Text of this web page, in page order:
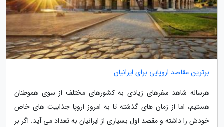
برترین مقاصد اروپایی برای ایرانیان
هرساله شاهد سفرهای زیادی به کشورهای مختلف از سوی هموطنان
هستیم، اما از زمان های گذشته تا به امروز اروپا جذابیت های خاص
خودش را داشته و مقصد اول بسیاری از ایرانیان به تعداد می آید. اگر بر